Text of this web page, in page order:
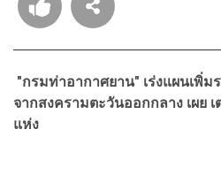
"กรมท่าอากาศยาน" เร่งแผนเพิ่ม
จากสงครามตะวันออกกลาง เผย
แห่ง